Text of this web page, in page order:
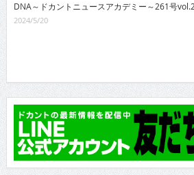
DNA～ドカントニュースアカデミー～261号
2024/5/20